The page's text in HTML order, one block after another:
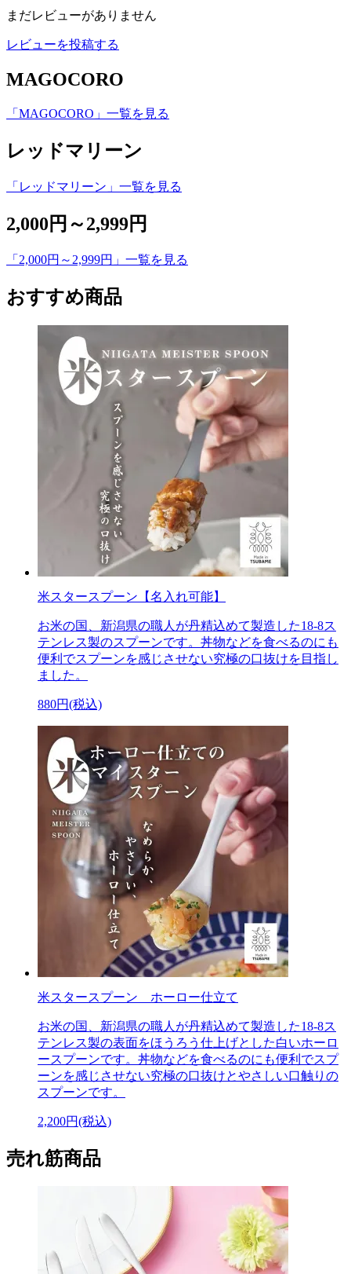
まだレビューがありません
レビューを投稿する
MAGOCORO
「MAGOCORO」一覧を見る
レッドマリーン
「レッドマリーン」一覧を見る
2,000円～2,999円
「2,000円～2,999円」一覧を見る
おすすめ商品
米スタースプーン【名入れ可能】
お米の国、新潟県の職人が丹精込めて製造した18-8ス
テンレス製のスプーンです。丼物などを食べるのにも
便利でスプーンを感じさせない究極の口抜けを目指し
ました。
880円(税込)
米スタースプーン ホーロー仕立て
お米の国、新潟県の職人が丹精込めて製造した18-8ス
テンレス製の表面をほうろう仕上げとした白いホーロ
ースプーンです。丼物などを食べるのにも便利でスプ
ーンを感じさせない究極の口抜けとやさしい口触りの
スプーンです。
2,200円(税込)
売れ筋商品